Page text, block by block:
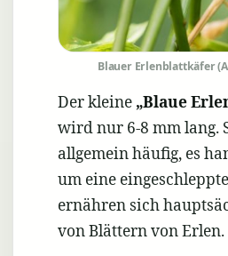
Blauer Erlenblattkäfer
Der kleine„Blaue
wird nur 6-8 mm lang.
allgemein häufig, es
um eine
ernähren sich
von Blättern von Erlen.